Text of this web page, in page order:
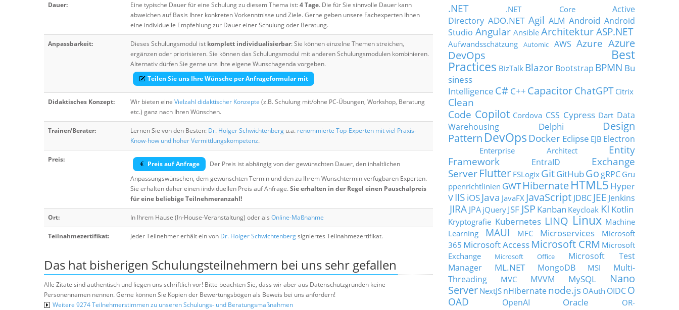
Dauer: Eine typische Dauer für eine Schulung zu diesem Thema ist:4 Tage. Die für Sie sinnvolle Dauer kann
abweichen auf Basis Ihrer konkreten Vorkenntnisse und Ziele. Gerne geben unsere Fachexperten Ihnen
eine individuelle Empfehlung zur Dauer einer Schulung oder Beratung.
Anpassbarkeit: Dieses Schulungsmodul ist komplett individualisierbar: Sie können einzelne Themen streichen,
ergänzen oder priorisieren. Sie können das Schulungsmodul mit anderen Schulungsmodulen kombinieren.
Alternativ dürfen Sie gerne uns Ihre eigene Wunschagenda vorgeben.
Teilen Sie uns Ihre Wünsche per Anfrageformular mit
Didaktisches Konzept: Wir bieten eine Vielzahl didaktischer Konzepte (z.B. Schulung mit/ohne PC-Übungen, Workshop, Beratung
etc.) ganz nach Ihren Wünschen.
Trainer/Berater: Lernen Sie von den Besten: Dr. Holger Schwichtenberg u.a. renommierte Top-Experten mit viel Praxis-
Know-how und hoher Vermittlungskompetenz.
Preis:
Preis auf Anfrage
Der Preis ist abhängig von der gewünschten Dauer, den inhaltlichen
Anpassungswünschen, dem gewünschten Termin und den zu Ihrem Wunschtermin verfügbaren Experten.
Sie erhalten daher einen iindviduellen Preis auf Anfrage.Sie erhalten in der Regel einen Pauschalpreis
für eine beliebige Teilnehmeranzahl!
Ort: In Ihrem Hause (In-House-Veranstaltung) oder als Online-Maßnahme
Teilnahmezertifikat: Jeder Teilnehmer erhält ein von Dr. Holger Schwichtenbergsigniertes Teilnahmezertifikat.
Das hat bisherigen Schulungsteilnehmern bei uns sehr gefallen
Alle Zitate sind authentisch und liegen uns schriftlich vor! Bitte beachten Sie, dass wir aber aus Datenschutzgründen keine
Personennamen nennen. Gerne können Sie Kopien der Bewertungsbögen als Beweis bei uns anfordern!
Weitere 9274 Teilnehmerstimmen zu unseren Schulungs- und Beratungsmaßnahmen
.NET .NET Core
Active
Directory ADO.NET Agil ALM Android Android
Studio Angular Ansible Architektur ASP.NET
Aufwandsschätzung Automic AWS Azure Azure
DevOps
Best
Practices BizTalk Blazor Bootstrap BPMN Bu
siness
Intelligence C# C++ Capacitor ChatGPT Citrix
Clean
Code Copilot Cordova CSS Cypress Dart Data
Warehousing
Delphi
Design
Pattern DevOps Docker Eclipse EJB Electron
Enterprise Architect
Entity
Framework
EntraID
Exchange
Server Flutter FSLogix GitGitHubGo gRPC Gru
ppenrichtlinien GWT HibernateHTML5 Hyper
VIIS iOSJava JavaFX JavaScript JDBC JEE Jenkins
JIRA JPA jQuery JSF JSP Kanban Keycloak KI Kotlin
Kryptografie Kubernetes LINQ Linux Machine
Learning
MAUI MFC Microservices
Microsoft
365 Microsoft Access Microsoft CRM Microsoft
Exchange
Microsoft Office
Microsoft Test
Manager
ML.NET MongoDB MSI
Multi-
Threading
MVC MVVM MySQL
Nano
Server NextJS nHibernatenode.js OAuth OIDCO
OAD
OpenAI Oracle
OR-